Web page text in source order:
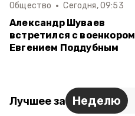
Общество Сегодня, 09:53
Александр Шуваев
встретился с военкором
Евгением Поддубным
Лучшее за Неделю